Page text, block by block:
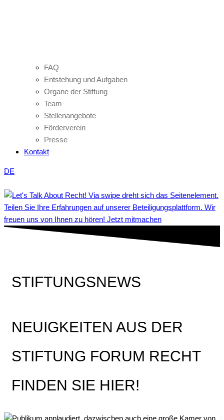
FAQ
Entstehung und Aufgaben
Organe der Stiftung
Team
Stellenangebote
Förderverein
Presse
Kontakt
DE
Teilen Sie Ihre Erfahrungen auf unserer Beteiligungsplattform. Wir
freuen uns von Ihnen zu hören! Jetzt mitmachen
STIFTUNGSNEWS
NEUIGKEITEN AUS DER
STIFTUNG FORUM RECHT
FINDEN SIE HIER!